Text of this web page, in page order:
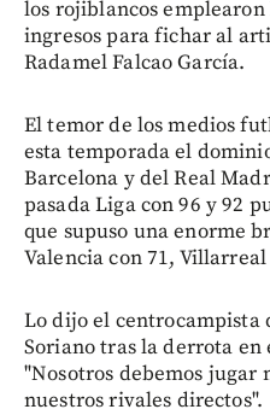
los rojiblancos
ingresos para fichar al
Radamel Falcao García.
El temor de los medios
esta temporada el
Barcelona y del Real
pasada Liga con 96 y 92
que supuso una enorme
Valencia con 71,
Lo dijo el centrocampista
Soriano tras la derrota en
"Nosotros debemos jugar
nuestros rivales directos".